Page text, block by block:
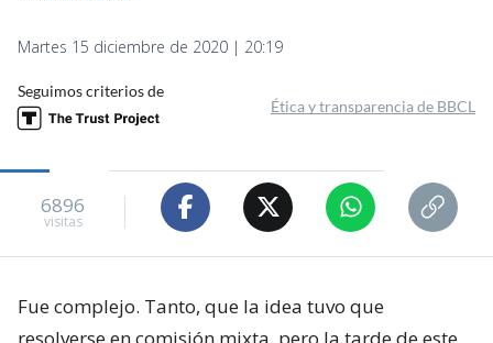
Martes 15 diciembre de 2020 | 20:19
Seguimos criterios de
Ética y transparencia de BBCL
6896
visitas
Fue complejo. Tanto, que la idea tuvo que
resolverse en comisión mixta, pero la tarde de este